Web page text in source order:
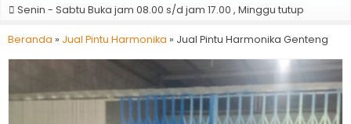
Senin - Sabtu Buka jam 08.00 s/d jam 17.00 , Minggu tutup
Beranda » Jual Pintu Harmonika » Jual Pintu Harmonika Genteng